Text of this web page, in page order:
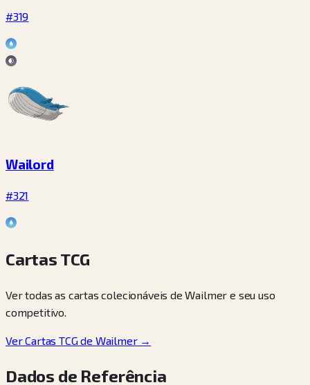
#319
Wailord
#321
Cartas TCG
Ver todas as cartas colecionáveis de Wailmer e seu uso
competitivo.
Ver Cartas TCG de Wailmer →
Dados de Referência